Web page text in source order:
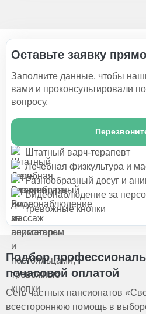
Оставьте заявку
Заполните данные, чтобы
вами и проконсультировали
вопросу.
Штатный варч-терапевт
Лечебная физкультура и
Разнообразный досуг и
Видеонаблюдение за
тревожные кнопки
Подбор
почасовой оплатой
Сеть частных пансионатов
всестороннюю помощь в